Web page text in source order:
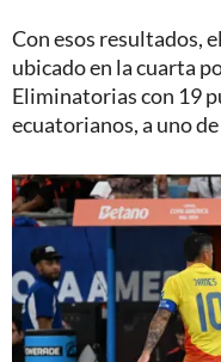
Con esos resultados,
ubicado en la cuarta
Eliminatorias con 19
ecuatorianos, a uno